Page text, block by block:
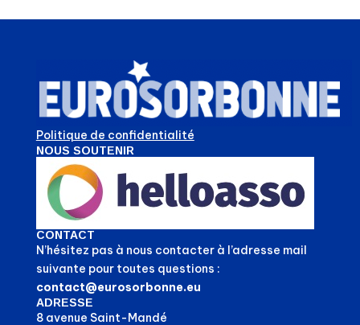
Politique de confidentialité
NOUS SOUTENIR
CONTACT
N’hésitez pas à nous contacter à l’adresse mail
suivante pour toutes questions :
contact@eurosorbonne.eu
ADRESSE
8 avenue Saint-Mandé